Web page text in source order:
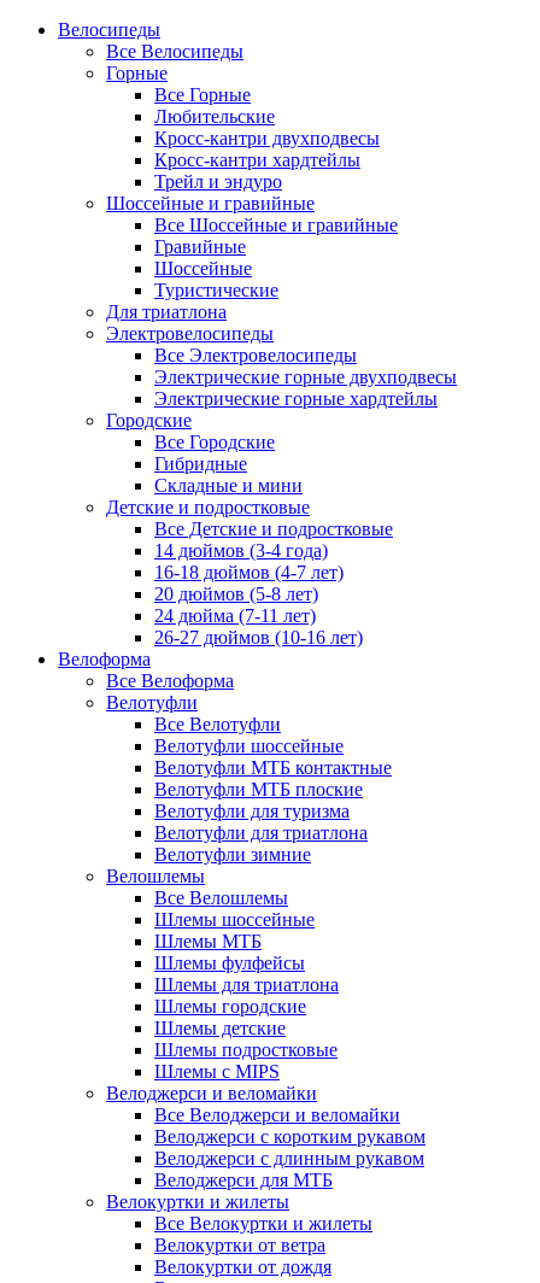
Велосипеды
Все Велосипеды
Горные
Все Горные
Любительские
Кросс-кантри двухподвесы
Кросс-кантри хардтейлы
Трейл и эндуро
Шоссейные и гравийные
Все Шоссейные и гравийные
Гравийные
Шоссейные
Туристические
Для триатлона
Электровелосипеды
Все Электровелосипеды
Электрические горные двухподвесы
Электрические горные хардтейлы
Городские
Все Городские
Гибридные
Складные и мини
Детские и подростковые
Все Детские и подростковые
14 дюймов (3-4 года)
16-18 дюймов (4-7 лет)
20 дюймов (5-8 лет)
24 дюйма (7-11 лет)
26-27 дюймов (10-16 лет)
Велоформа
Все Велоформа
Велотуфли
Все Велотуфли
Велотуфли шоссейные
Велотуфли МТБ контактные
Велотуфли МТБ плоские
Велотуфли для туризма
Велотуфли для триатлона
Велотуфли зимние
Велошлемы
Все Велошлемы
Шлемы шоссейные
Шлемы МТБ
Шлемы фулфейсы
Шлемы для триатлона
Шлемы городские
Шлемы детские
Шлемы подростковые
Шлемы с MIPS
Велоджерси и веломайки
Все Велоджерси и веломайки
Велоджерси с коротким рукавом
Велоджерси с длинным рукавом
Велоджерси для МТБ
Велокуртки и жилеты
Все Велокуртки и жилеты
Велокуртки от ветра
Велокуртки от дождя